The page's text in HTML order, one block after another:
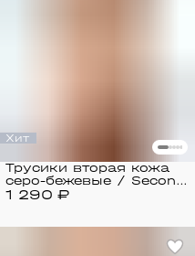
Хит
1 290 ₽
Трусики вторая кожа
серо-бежевые / Second
Skin